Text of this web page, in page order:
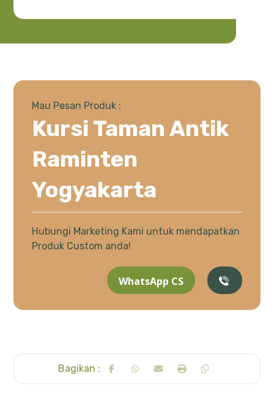
Mau Pesan Produk :
Kursi Taman Antik
Raminten
Yogyakarta
Hubungi Marketing Kami untuk mendapatkan
Produk Custom anda!
WhatsApp CS